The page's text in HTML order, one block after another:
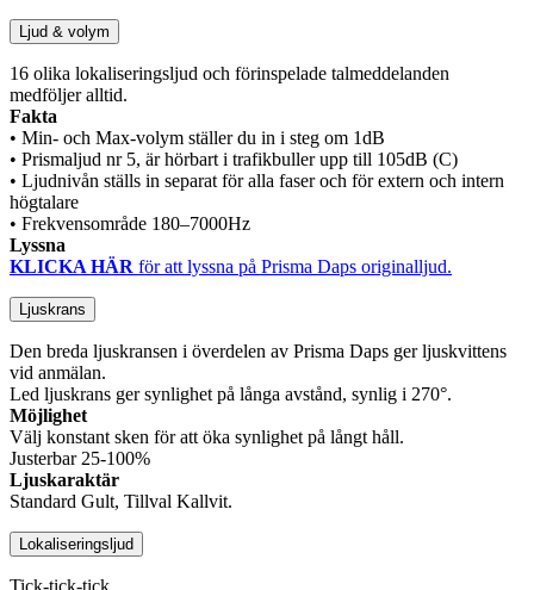
Ljud & volym
16 olika lokaliseringsljud och förinspelade talmeddelanden
medföljer alltid.
Fakta
• Min- och Max-volym ställer du in i steg om 1dB
• Prismaljud nr 5, är hörbart i trafikbuller upp till 105dB (C)
• Ljudnivån ställs in separat för alla faser och för extern och intern
högtalare
• Frekvensområde 180–7000Hz
Lyssna
KLICKA HÄR för att lyssna på Prisma Daps originalljud.
Ljuskrans
Den breda ljuskransen i överdelen av Prisma Daps ger ljuskvittens
vid anmälan.
Led ljuskrans ger synlighet på långa avstånd, synlig i 270°.
Möjlighet
Välj konstant sken för att öka synlighet på långt håll.
Justerbar 25-100%
Ljuskaraktär
Standard Gult, Tillval Kallvit.
Lokaliseringsljud
Tick-tick-tick…